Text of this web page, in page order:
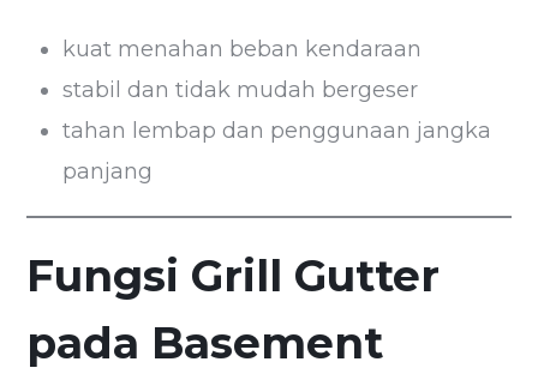
kuat menahan beban kendaraan
stabil dan tidak mudah bergeser
tahan lembap dan penggunaan jangka
panjang
Fungsi Grill Gutter
pada Basement